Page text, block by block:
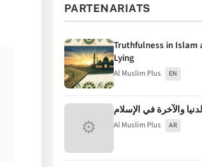
PARTENARIATS
Truthfulness in Islam
Lying
Al Muslim Plus EN
⚙
والآخرة في الإسلام
Al Muslim Plus AR